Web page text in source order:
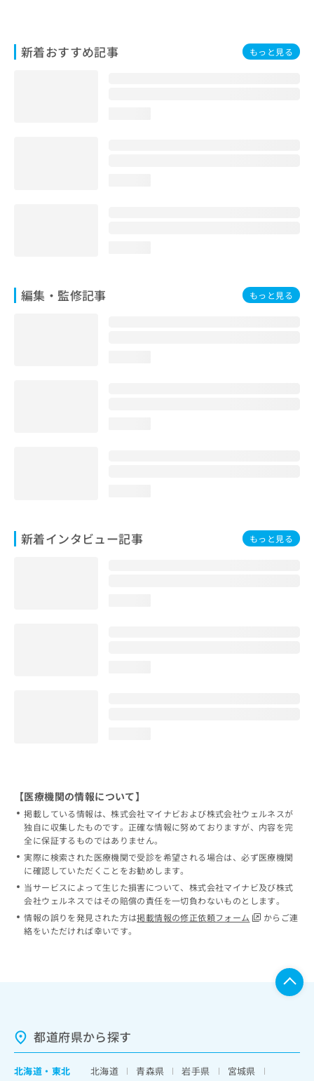
新着おすすめ記事 もっと見る
編集・監修記事 もっと見る
新着インタビュー記事 もっと見る
合
【医療機関の情報について】
掲載している情報は、株式会社マイナビおよび株式会社ウェルネスが
独自に収集したものです。正確な情報に努めておりますが、内容を完
全に保証するものではありません。
実際に検索された医療機関で受診を希望される場合は、必ず医療機関
に確認していただくことをお勧めします。
当サービスによって生じた損害について、株式会社マイナビ及び株式
会社ウェルネスではその賠償の責任を一切負わないものとします。
情報の誤りを発見された方は掲載情報の修正依頼フォーム
からご連
絡をいただければ幸いです。
都道府県から探す
北海道 ・ 東北 北海道 青森県 岩手県
宮城県